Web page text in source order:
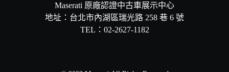
Maserati 原廠認證中古車展示中心
地址：台北市內湖區瑞光路 258 巷 6 號
TEL：02-2627-1182